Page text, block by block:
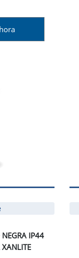
IP44